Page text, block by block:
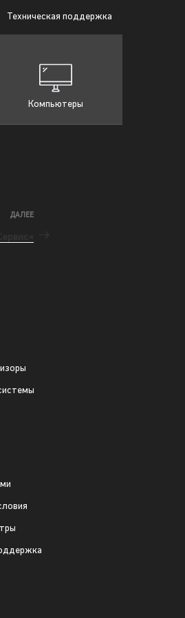
Техническая поддержка
Компьютеры
ДАЛЕЕ